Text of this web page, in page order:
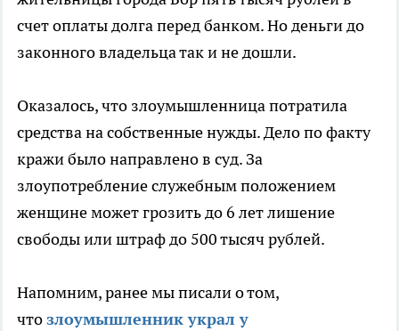
счет оплаты долга перед банком. Но деньги до
законного владельца так и не дошли.
Оказалось, что злоумышленница потратила
средства на собственные нужды. Дело по факту
кражи было направлено в суд. За
злоупотребление служебным положением
женщине может грозить до 6 лет лишение
свободы или штраф до 500 тысяч рублей.
Напомним, ранее мы писали о том,
чтозлоумышленник украл у